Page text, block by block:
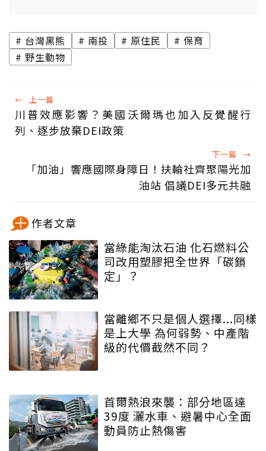
台灣黑熊 南投 原住民
保育
野生動物
← 上一篇
川普效應影響？美國沃爾瑪也加入反覺醒行
列、逐步放棄DEI政策
下一篇 →
「加油」響應國際身障日！扶輪社齊聚陽光加
油站 倡議DEI多元共融
作者文章
當綠能淘汰石油 化石燃料公
司改用塑膠把全世界「碳鎖
定」？
當離鄉不只是個人選擇...同樣
是上大學 為何弱勢、中產階
級的代價截然不同？
首爾熱浪來襲：部分地區達
39度 灑水車、避暑中心全面
動員防止熱傷害